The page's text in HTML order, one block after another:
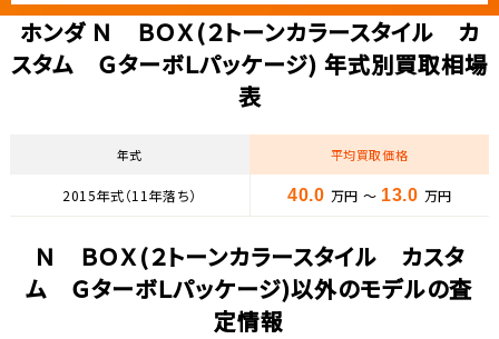
ホンダ Ｎ ＢＯＸ(２トーンカラースタイル カ
スタム ＧターボＬパッケージ) 年式別買取相場
表
年式 平均買取価格
2015年式（11年落ち） 40.0 万円 ～ 13.0 万円
Ｎ ＢＯＸ(２トーンカラースタイル カスタ
ム ＧターボＬパッケージ)以外のモデルの査
定情報